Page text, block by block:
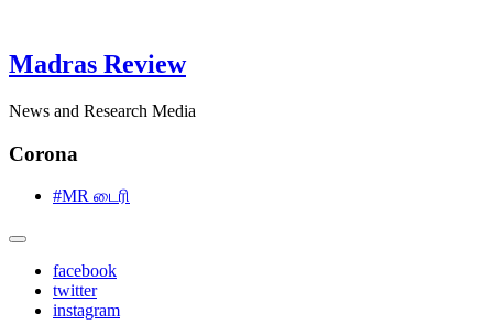
Madras Review
News and Research Media
Corona
#MR டைரி
facebook
twitter
instagram